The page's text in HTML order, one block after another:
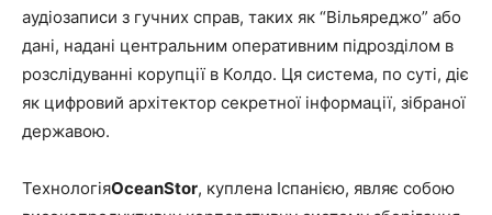
аудіозаписи з гучних справ, таких як “Вільяреджо” або
дані, надані центральним оперативним підрозділом в
розслідуванні корупції в Колдо. Ця система, по суті, діє
як цифровий архітектор секретної інформації, зібраної
державою.
ТехнологіяOceanStor, куплена Іспанією, являє собою